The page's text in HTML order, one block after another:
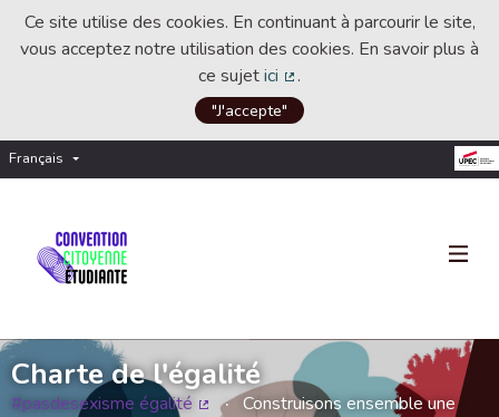
Ce site utilise des cookies. En continuant à parcourir le site,
vous acceptez notre utilisation des cookies. En savoir plus à
ce sujetici
(Lien externe)
.
"J'accepte"
Français Choisir la langue
Charte de l'égalité
#pasdesexisme égalité
Construisons ensemble une